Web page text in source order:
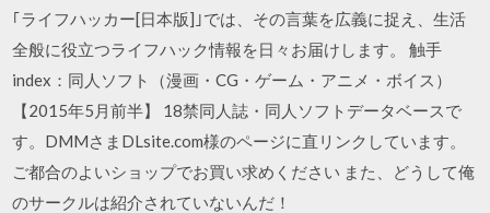
｢ライフハッカー[日本版]｣では、その言葉を広義に捉え、生活
全般に役立つライフハック情報を日々お届けします。 触手
index：同人ソフト（漫画・CG・ゲーム・アニメ・ボイス）
【2015年5月前半】 18禁同人誌・同人ソフトデータベースで
す。DMMさまDLsite.com様のページに直リンクしています。
ご都合のよいショップでお買い求めください また、どうして俺
のサークルは紹介されていないんだ！